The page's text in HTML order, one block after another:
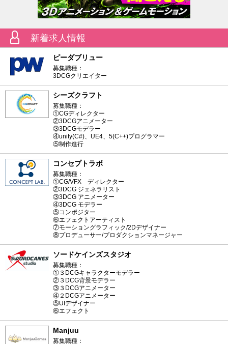
新着求人情報
ピーダブリュー
募集職種：
3DCGクリエイター
シーズクラフト
募集職種：
①CGディレクター
②3DCGアニメーター
③3DCGモデラー
④unity(C#)、UE4、5(C++)プログラマー
⑤制作進行
コンセプトラボ
募集職種：
①CG/VFX ディレクター
②3DCG ジェネラリスト
③3DCG アニメーター
④3DCG モデラー
⑤コンポジター
⑥エフェクトアーティスト
⑦モーショングラフィック/2Dデザイナー
⑧プロデューサー/プロダクションマネージャー
ソードケインズスタジオ
募集職種：
①３DCGキャラクターモデラー
②３DCG背景モデラー
③３DCGアニメーター
④２DCGアニメーター
⑤UIデザイナー
⑥エフェクト
Manjuu
募集職種：